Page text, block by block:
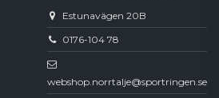
Estunavägen 20B
0176-104 78
webshop.norrtalje@sportringen.se